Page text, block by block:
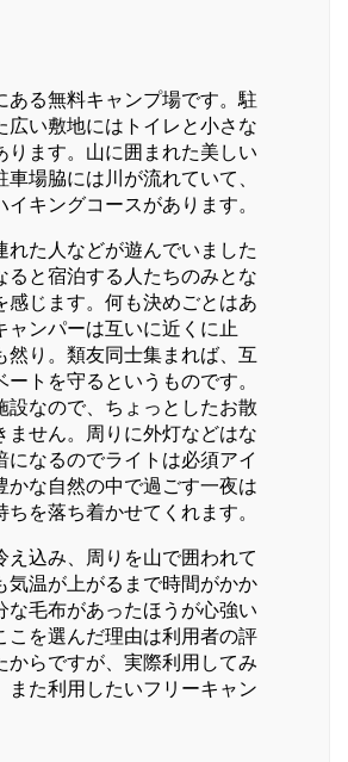
ある無料キャンプ場です。駐
広い敷地にはトイレと小さな
ります。山に囲まれた美しい
場脇には川が流れていて、
キングコースがあります。
れた人などが遊んでいました
ると宿泊する人たちのみとな
感じます。何も決めごとはあ
ャンパーは互いに近くに止
然り。類友同士集まれば、互
トを守るというものです。
設なので、ちょっとしたお散
ません。周りに外灯などはな
になるのでライトは必須アイ
かな自然の中で過ごす一夜は
を落ち着かせてくれます。
え込み、周りを山で囲われて
気温が上がるまで時間がかか
な毛布があったほうが心強い
こを選んだ理由は利用者の評
からですが、実際利用してみ
また利用したいフリーキャン